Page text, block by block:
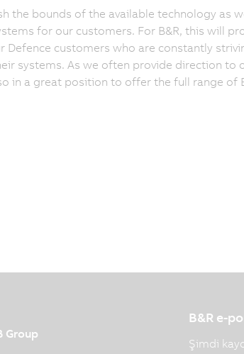
the bounds of the available technology as
for our customers. For B&R, this will
Defence customers who are constantly
systems. As we often provide direction to
in a great position to offer the full range of
Group
B&R e-
Şimdi